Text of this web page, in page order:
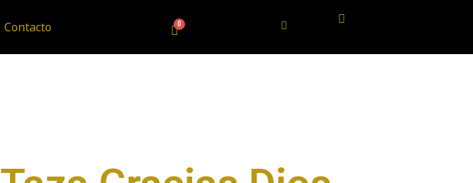
Contacto